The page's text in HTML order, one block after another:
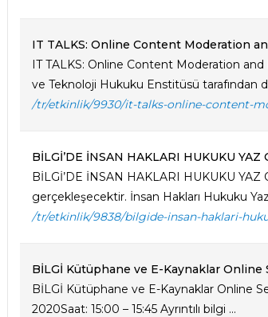
IT TALKS: Online Content Moderation
IT TALKS: Online Content Moderation
ve Teknoloji Hukuku Enstitüsü tarafından
/tr/etkinlik/9930/it-talks-online-content-
BİLGİ’DE İNSAN HAKLARI HUKUKU YAZ
BİLGİ’DE İNSAN HAKLARI HUKUKU
gerçekleşecektir. İnsan Hakları Hukuku
/tr/etkinlik/9838/bilgide-insan-haklari-
BİLGİ Kütüphane ve E-Kaynaklar Online
BİLGİ Kütüphane ve E-Kaynaklar Online
2020Saat: 15:00 – 15:45 Ayrıntılı bilgi ...